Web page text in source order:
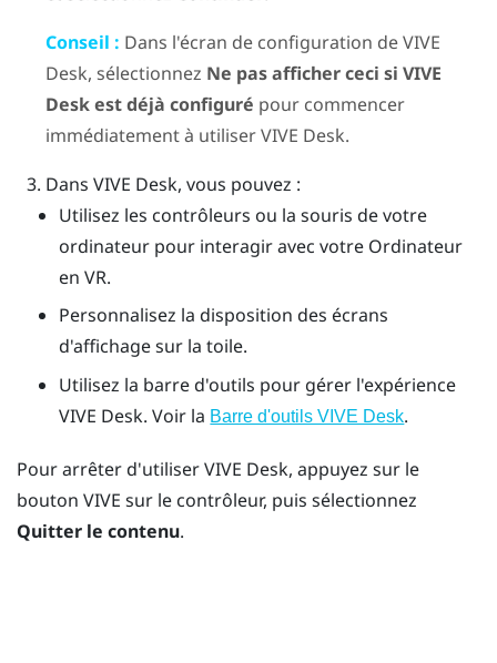
Conseil : Dans l'écran de configuration deVIVE
Desk, sélectionnez Ne pas afficher ceci si VIVE
Desk est déjà configuré pour commencer
immédiatement à utiliserVIVE Desk.
Dans VIVE Desk, vous pouvez :
Utilisez les contrôleurs ou la souris de votre
ordinateur pour interagir avec votre Ordinateur
en VR.
Personnalisez la disposition des écrans
d'affichage sur la toile.
Utilisez la barre d'outils pour gérer l'expérience
VIVE Desk. Voir la Barre d'outils VIVE Desk.
Pour arrêter d'utiliserVIVE Desk, appuyez sur le
bouton VIVE sur le contrôleur, puis sélectionnez
Quitter le contenu.